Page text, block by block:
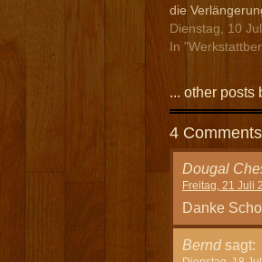
die
Dienstag, 10
In
... other posts
4 Comments
Dougal
Freitag, 21 Juli
Danke
Bernd sagt: